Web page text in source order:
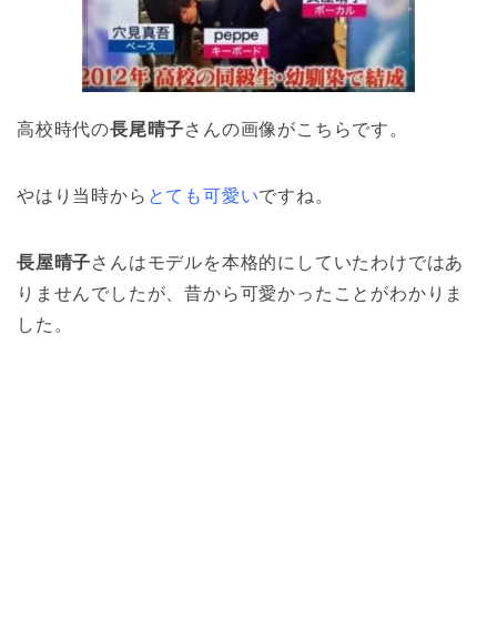
高校時代の長尾晴子さんの画像がこちらです。
やはり当時から とても可愛いですね。
長屋晴子さんはモデルを本格的にしていたわけではあ
りませんでしたが、昔から可愛かったことがわかりま
した。